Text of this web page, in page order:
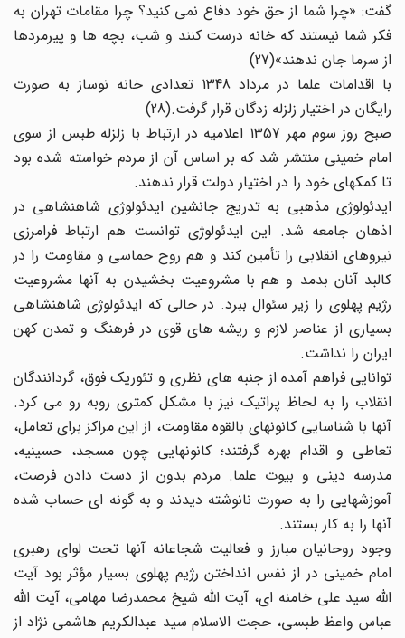
گفت: «چرا شما از حق خود دفاع نمی کنید؟ چرا مقامات تهران به
فکر شما نیستند که خانه درست کنند و شب، بچه ها و پیرمردها
از سرما جان ندهند»(27)
با اقدامات علما در مرداد 1348 تعدادی خانه نوساز به صورت
رایگان در اختیار زلزله زدگان قرار گرفت.(28)
صبح روز سوم مهر 1357 اعلامیه در ارتباط با زلزله طبس از سوی
امام خمینی منتشر شد که بر اساس آن از مردم خواسته شده بود
تا کمکهای خود را در اختیار دولت قرار ندهند.
ایدئولوژی مذهبی به تدریج جانشین ایدئولوژی شاهنشاهی در
اذهان جامعه شد. این ایدئولوژی توانست هم ارتباط فرامرزی
نیروهای انقلابی را تأمین کند و هم روح حماسی و مقاومت را در
کالبد آنان بدمد و هم با مشروعیت بخشیدن به آنها مشروعیت
رژیم پهلوی را زیر سئوال ببرد. در حالی که ایدئولوژی شاهنشاهی
بسیاری از عناصر لازم و ریشه های قوی در فرهنگ و تمدن کهن
ایران را نداشت.
توانایی فراهم آمده از جنبه های نظری و تئوریک فوق، گردانندگان
انقلاب را به لحاظ پراتیک نیز با مشکل کمتری روبه رو می کرد.
آنها با شناسایی کانونهای بالقوه مقاومت، از این مراکز برای تعامل،
تعاطی و اقدام بهره گرفتند؛ کانونهایی چون مسجد، حسینیه،
مدرسه دینی و بیوت علما. مردم بدون از دست دادن فرصت،
آموزشهایی را به صورت نانوشته دیدند و به گونه ای حساب شده
آنها را به کار بستند.
وجود روحانیان مبارز و فعالیت شجاعانه آنها تحت لوای رهبری
امام خمینی در از نفس انداختن رژیم پهلوی بسیار مؤثر بود آیت
الله سید علی خامنه ای، آیت الله شیخ محمدرضا مهامی، آیت الله
عباس واعظ طبسی، حجت الاسلام سید عبدالکریم هاشمی نژاد از